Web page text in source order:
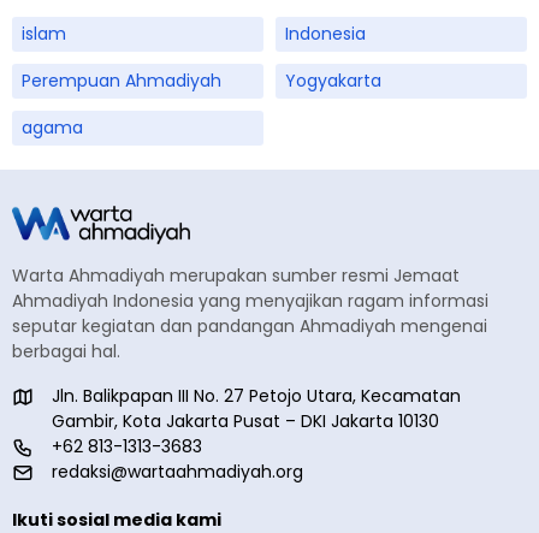
islam
Indonesia
Perempuan Ahmadiyah
Yogyakarta
agama
Warta Ahmadiyah merupakan sumber resmi Jemaat
Ahmadiyah Indonesia yang menyajikan ragam informasi
seputar kegiatan dan pandangan Ahmadiyah mengenai
berbagai hal.
Jln. Balikpapan III No. 27 Petojo Utara, Kecamatan
Gambir, Kota Jakarta Pusat – DKI Jakarta 10130
+62 813-1313-3683
redaksi@wartaahmadiyah.org
Ikuti sosial media kami